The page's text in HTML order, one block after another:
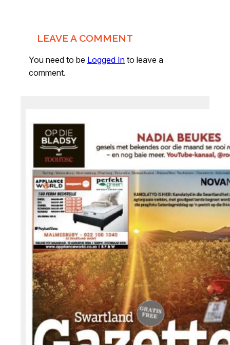
LEAVE A COMMENT
You need to be Logged In to leave a
comment.